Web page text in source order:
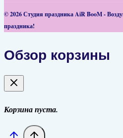
© 2026 Студия праздника AiR BooM -
праздника!
Обзор корзины
Корзина пуста.